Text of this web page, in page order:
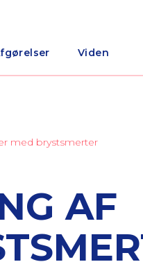
Viden
med brystsmerter
AF